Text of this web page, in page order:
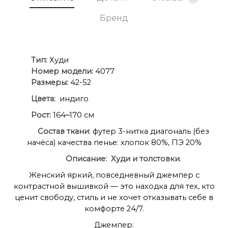
Бренд
Тип: Худи
Номер модели: 4077
Размеры: 42-52
Цвета: индиго
Рост: 164–170 см
Состав ткани: футер 3-нитка диагональ (без
начёса) качества пенье: хлопок 80%, ПЭ 20%
Описание: Худи и толстовки.
Женский яркий, повседневный джемпер с
контрастной вышивкой — это находка для тех, кто
ценит свободу, стиль и не хочет отказывать себе в
комфорте 24/7.
Джемпер: